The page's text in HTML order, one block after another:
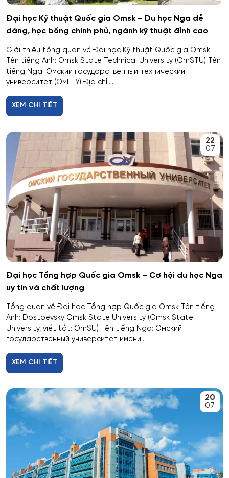
Dược
Dịch vụ
Giám định tư pháp
Giáo dục chuyên nghiệp
Giáo dục sư phạm
Giáo dục thể chất
Giáo dục và sư phạm
Giáo dục đặc biệt
Hiệu suất tổ hợp máy bay
Hoạt động thông tin - thư viện
Hoạt động thực thi pháp luật
Hoạt động văn hóa - xã hội
Hành chính công
Hóa dược
Hóa dầu và công nghệ sinh học
Đại học Kỹ thuật Quốc gia Omsk – Du học Nga dễ
dàng, học bổng chính phủ, ngành kỹ thuật đỉnh cao
Giới thiệu tổng quan về Đại học Kỹ thuật Quốc gia Omsk
Tên tiếng Anh: Omsk State Technical University (OmSTU) Tên
tiếng Nga: Омский государственный технический
университет (ОмГТУ) Địa chỉ:...
XEM CHI TIẾT
22
07
Đại học Tổng hợp Quốc gia Omsk – Cơ hội du học Nga
uy tín và chất lượng
Tổng quan về Đại học Tổng hợp Quốc gia Omsk Tên tiếng
Anh: Dostoevsky Omsk State University (Omsk State
University, viết tắt: OmSU) Tên tiếng Nga: Омский
государственный университет имени...
XEM CHI TIẾT
20
07